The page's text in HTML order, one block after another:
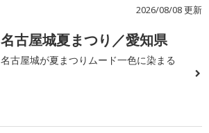
2026/08/08 更新
名古屋城夏まつり／愛知県
名古屋城が夏まつりムード一色に染まる